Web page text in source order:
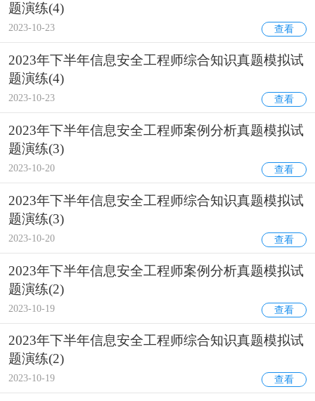
题演练(4)
2023-10-23 查看
2023年下半年信息安全工程师综合知识真题模拟试
题演练(4)
2023-10-23 查看
2023年下半年信息安全工程师案例分析真题模拟试
题演练(3)
2023-10-20 查看
2023年下半年信息安全工程师综合知识真题模拟试
题演练(3)
2023-10-20 查看
2023年下半年信息安全工程师案例分析真题模拟试
题演练(2)
2023-10-19 查看
2023年下半年信息安全工程师综合知识真题模拟试
题演练(2)
2023-10-19 查看